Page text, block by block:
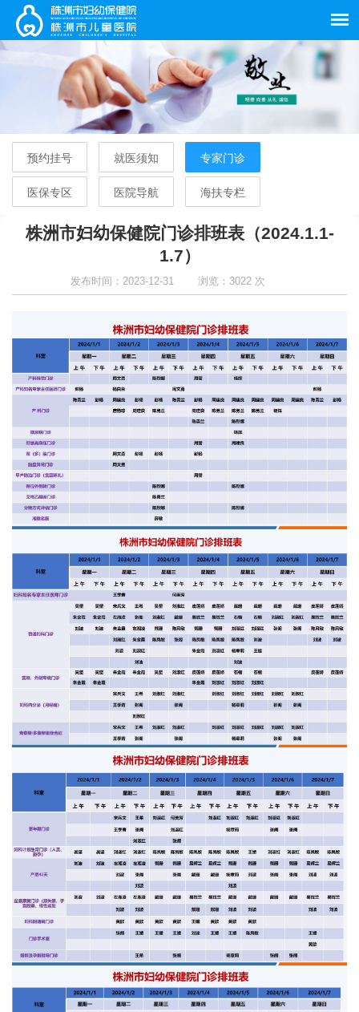
预约挂号 就医须知 专家门诊
医保专区 医院导航 海扶专栏
株洲市妇幼保健院门诊排班表（2024.1.1-
1.7）
发布时间：2023-12-31 浏览：3022 次